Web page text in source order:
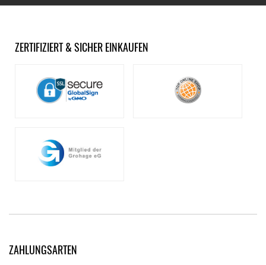
ZERTIFIZIERT & SICHER EINKAUFEN
ZAHLUNGSARTEN